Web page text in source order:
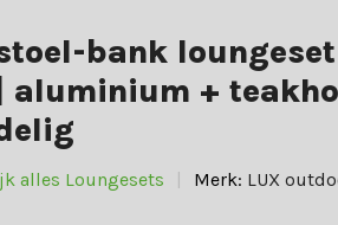
bank
aluminium +
alles Loungesets Merk: LUX